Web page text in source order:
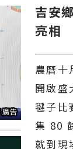
秀
吉安
亮相
農曆十
開啟盛
毽子比
集 80
就到